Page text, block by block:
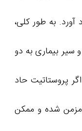
آورد. به طور کلی،
بیماری به دو
پروستاتیت حاد
مزمن شده و ممکن